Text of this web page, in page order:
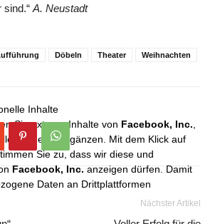
sind.“ A. Neustadt
Döbeln Theater Weihnachten
Inhalte
Sie externe Inhalte von Facebook, Inc.
Angebot ergänzen. Mit dem Klick auf
Sie zu, dass wir diese und
Facebook, Inc. anzeigen dürfen. Damit
Daten an Drittplattformen
Nächster Artikel